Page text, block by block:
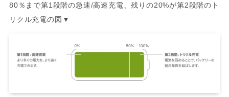
80％まで第1段階の急速/高速充電、残りの20%が第2段階のト
リクル充電の図▼